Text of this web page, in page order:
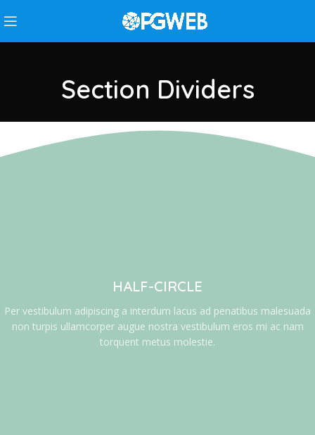
Section Dividers
HALF-CIRCLE
Per vestibulum adipiscing a interdum lacus ad penatibus malesuada
non turpis ullamcorper augue nostra vestibulum eros mi ac nam
torquent metus molestie.